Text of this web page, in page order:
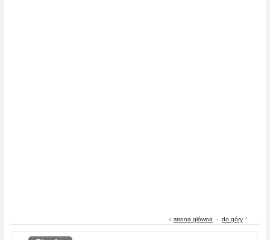
« strona główna - do góry ^